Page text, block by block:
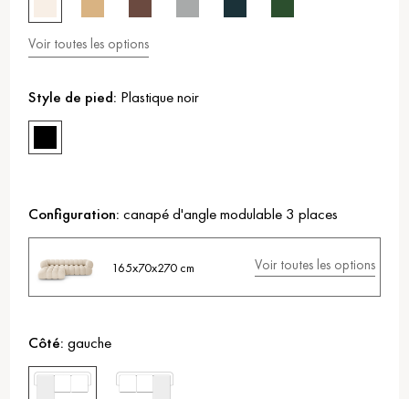
Voir toutes les options
Style de pied: Plastique noir
Configuration: canapé d'angle modulable 3 places
165x70x270 cm Voir toutes les options
Côté: gauche